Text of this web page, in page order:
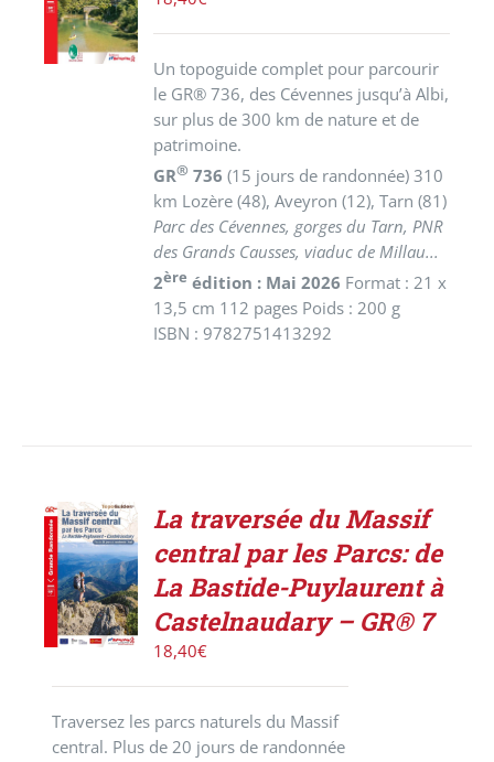
/
DÉTAILS
Un topoguide complet pour parcourir
le GR® 736, des Cévennes jusqu’à Albi,
sur plus de 300 km de nature et de
patrimoine.
GR® 736(15 jours de randonnée) 310
km Lozère (48), Aveyron (12), Tarn (81)
Parc des Cévennes, gorges du Tarn, PNR
des Grands Causses, viaduc de Millau...
2ère édition : Mai 2026 Format : 21 x
13,5 cm 112 pages Poids : 200 g
ISBN : 9782751413292
AJOUTER
AU
PANIER
/
DÉTAILS
La traversée du Massif
central par les Parcs: de
La Bastide-Puylaurent à
Castelnaudary – GR® 7
18,40€
Traversez les parcs naturels du Massif
central. Plus de 20 jours de randonnée